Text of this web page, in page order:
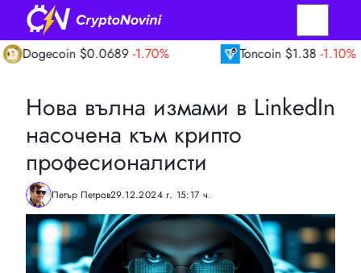
$0.0689 -1.70% Toncoin $1.38 -1.10%
Нова вълна измами в LinkedIn
насочена към крипто
професионалисти
Петър Петров29.12.2024 г. 15:17 ч.